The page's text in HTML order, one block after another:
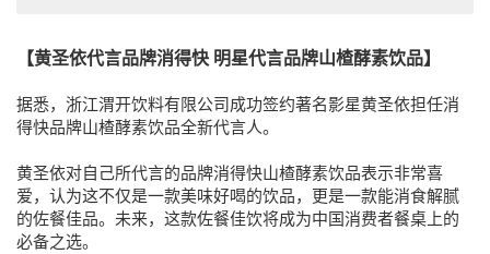
【黄圣依代言品牌消得快 明星代言品牌山楂酵素饮品】
据悉，浙江渭开饮料有限公司成功签约著名影星黄圣依担任消
得快品牌山楂酵素饮品全新代言人。
黄圣依对自己所代言的品牌消得快山楂酵素饮品表示非常喜
爱，认为这不仅是一款美味好喝的饮品，更是一款能消食解腻
的佐餐佳品。未来，这款佐餐佳饮将成为中国消费者餐桌上的
必备之选。